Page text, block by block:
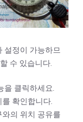
설정이 가능하므
수 있습니다.
을 클릭하세요.
확인합니다.
의 위치 공유를